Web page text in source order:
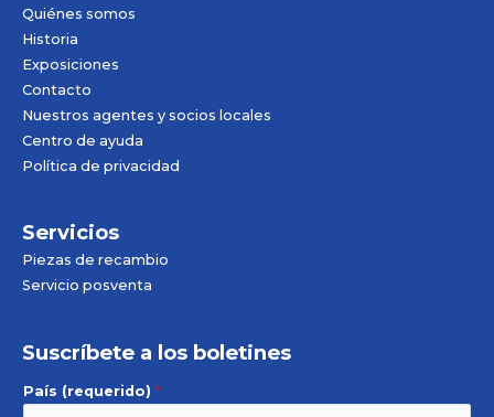
Quiénes somos
Historia
Exposiciones
Contacto
Nuestros agentes y socios locales
Centro de ayuda
Política de privacidad
Servicios
Piezas de recambio
Servicio posventa
Suscríbete a los boletines
País (requerido) *